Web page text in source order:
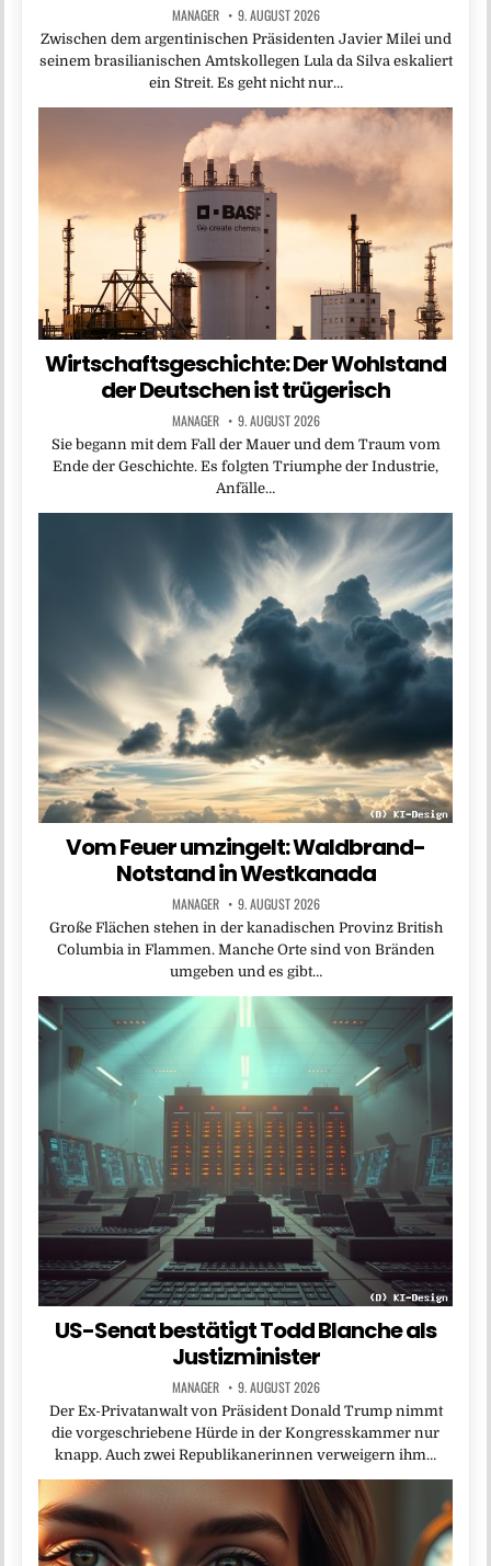
MANAGER 9. AUGUST 2026
Zwischen dem argentinischen Präsidenten Javier Milei und
seinem brasilianischen Amtskollegen Lula da Silva eskaliert
ein Streit. Es geht nicht nur…
Wirtschaftsgeschichte: Der Wohlstand
der Deutschen ist trügerisch
MANAGER 9. AUGUST 2026
Sie begann mit dem Fall der Mauer und dem Traum vom
Ende der Geschichte. Es folgten Triumphe der Industrie,
Anfälle…
Vom Feuer umzingelt: Waldbrand-
Notstand in Westkanada
MANAGER 9. AUGUST 2026
Große Flächen stehen in der kanadischen Provinz British
Columbia in Flammen. Manche Orte sind von Bränden
umgeben und es gibt…
US-Senat bestätigt Todd Blanche als
Justizminister
MANAGER 9. AUGUST 2026
Der Ex-Privatanwalt von Präsident Donald Trump nimmt
die vorgeschriebene Hürde in der Kongresskammer nur
knapp. Auch zwei Republikanerinnen verweigern ihm…